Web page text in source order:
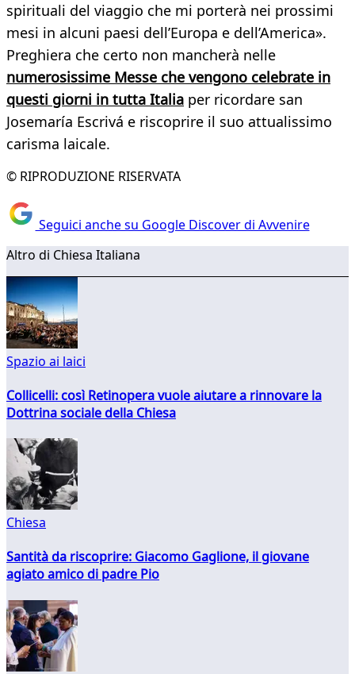
spirituali del viaggio che mi porterà nei prossimi
mesi in alcuni paesi dell’Europa e dell’America».
Preghiera che certo non mancherà nelle
numerosissime Messe che vengono celebrate in
questi giorni in tutta Italia per ricordare san
Josemaría Escrivá e riscoprire il suo attualissimo
carisma laicale.
© RIPRODUZIONE RISERVATA
Seguici anche su Google Discover di Avvenire
Altro di Chiesa Italiana
Spazio ai laici
Collicelli: così Retinopera vuole aiutare a rinnovare la
Dottrina sociale della Chiesa
Chiesa
Santità da riscoprire: Giacomo Gaglione, il giovane
agiato amico di padre Pio